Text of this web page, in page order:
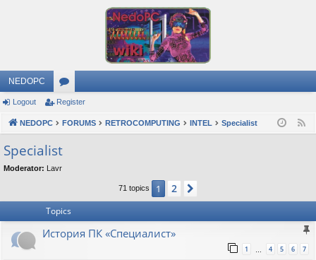
NEDOPC
or
u
m
s
Logout Register
NEDOPC FORUMS RETROCOMPUTING INTEL Specialist
Specialist
Moderator: Lavr
71 topics 1 2
Topics
История ПК «Специалист»
1 … 4 5 6 7